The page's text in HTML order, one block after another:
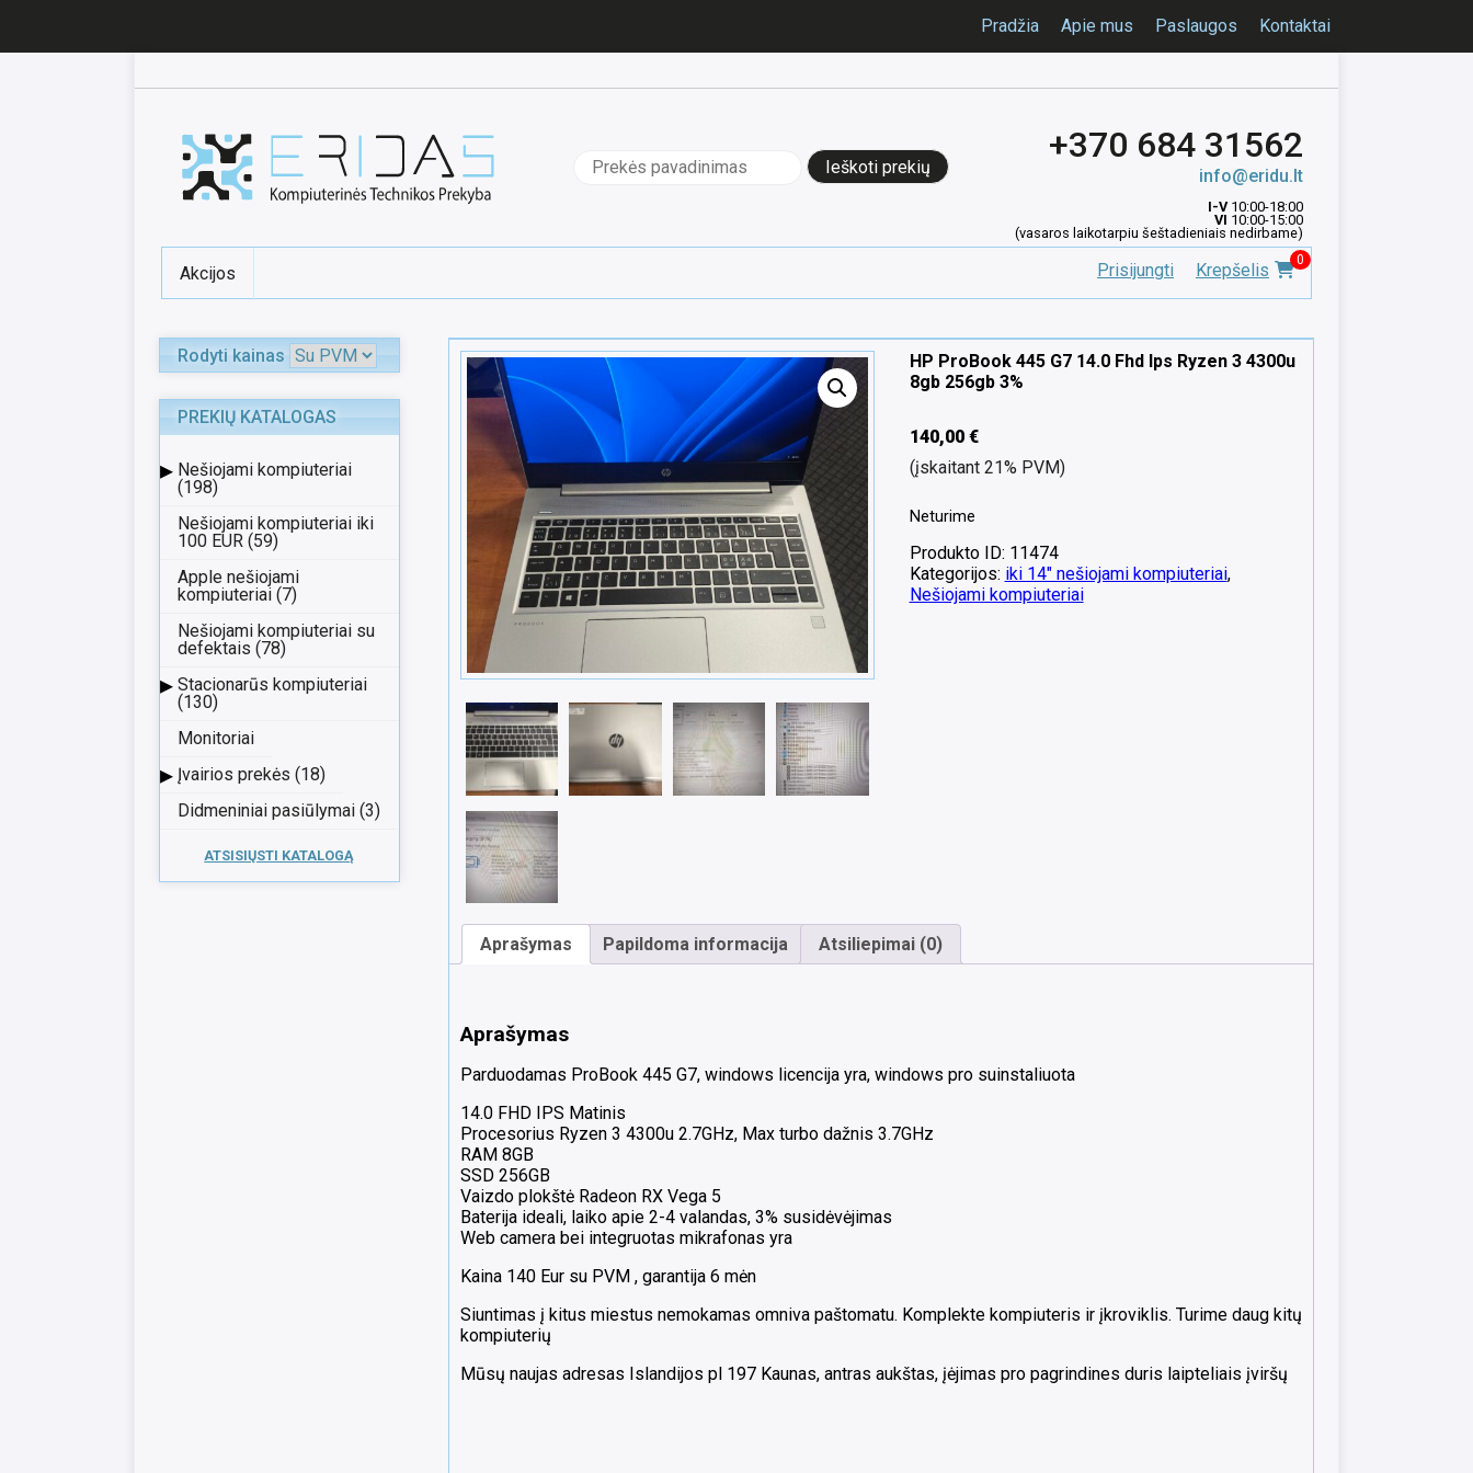
Pradžia Apie mus Paslaugos Kontaktai
Ieškoti: +370 684 31562
info@eridu.lt
I-V10:00-18:00
VI 10:00-15:00
(vasaros laikotarpiu šeštadieniais nedirbame)
Prisijungti Krepšelis 0
Akcijos
Rodyti kainas
PREKIŲ KATALOGAS
▸ Nešiojami kompiuteriai
(198)
Nešiojami kompiuteriai iki
100 EUR (59)
Apple nešiojami
kompiuteriai (7)
Nešiojami kompiuteriai su
defektais (78)
▸ Stacionarūs kompiuteriai
(130)
Monitoriai
▸ Įvairios prekės (18)
Didmeniniai pasiūlymai (3)
ATSISIŲSTI KATALOGĄ
HP ProBook 445 G7 14.0 Fhd Ips Ryzen 3 4300u
8gb 256gb 3%
140,00 €
(įskaitant 21% PVM)
Neturime
Produkto ID: 11474
Kategorijos: iki 14" nešiojami kompiuteriai,
Nešiojami kompiuteriai
Aprašymas Papildoma informacija Atsiliepimai (0)
Aprašymas
Parduodamas ProBook 445 G7, windows licencija yra, windows pro suinstaliuota
14.0 FHD IPS Matinis
Procesorius Ryzen 3 4300u 2.7GHz, Max turbo dažnis 3.7GHz
RAM 8GB
SSD 256GB
Vaizdo plokštė Radeon RX Vega 5
Baterija ideali, laiko apie 2-4 valandas, 3% susidėvėjimas
Web camera bei integruotas mikrafonas yra
Kaina 140 Eur su PVM , garantija 6 mėn
Siuntimas į kitus miestus nemokamas omniva paštomatu. Komplekte kompiuteris ir įkroviklis. Turime daug kitų
kompiuterių
Mūsų naujas adresas Islandijos pl 197 Kaunas, antras aukštas, įėjimas pro pagrindines duris laipteliais įviršų